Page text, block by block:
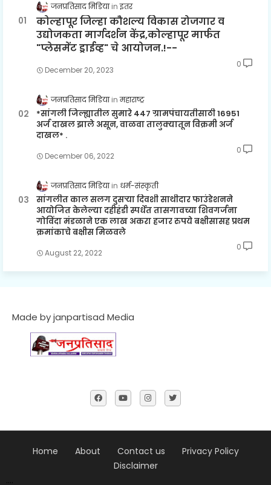
जनप्रतिसाद मिडिया इतर
कोल्हापूर जिल्हा कौशल्य विकास रोजगार व
उद्योजकता मार्गदर्शन केंद्र,कोल्हापूर मार्फत
"प्लेसमेंट ड्राईव्ह" चे आयोजन.!--
December 20, 2023
0
जनप्रतिसाद मिडिया महाराष्ट्र
*सांगली जिल्ह्यातील सुमारे 447 ग्रामपंचायतीसाठी 16951
अर्ज दाखल झाले असून, वाळवा तालुक्यातून विक्रमी अर्ज
दाखल* .
December 06, 2022
0
जनप्रतिसाद मिडिया धर्म-संस्कृती
सांगलीत काल सलग दुसऱ्या दिवशी साथीदार फाउंडेशनने
आयोजित केलेल्या दहीहंडी स्पर्धेत तासगावच्या शिवगर्जना
गोविंदा मंडळाने एक लाख अकरा हजार रुपये बक्षीसासह प्रथम
क्रमांकाचे बक्षीस मिळवले
August 22, 2022
0
Made by janpartisad Media
Home About Contact us
Privacy Policy
Disclaimer
....